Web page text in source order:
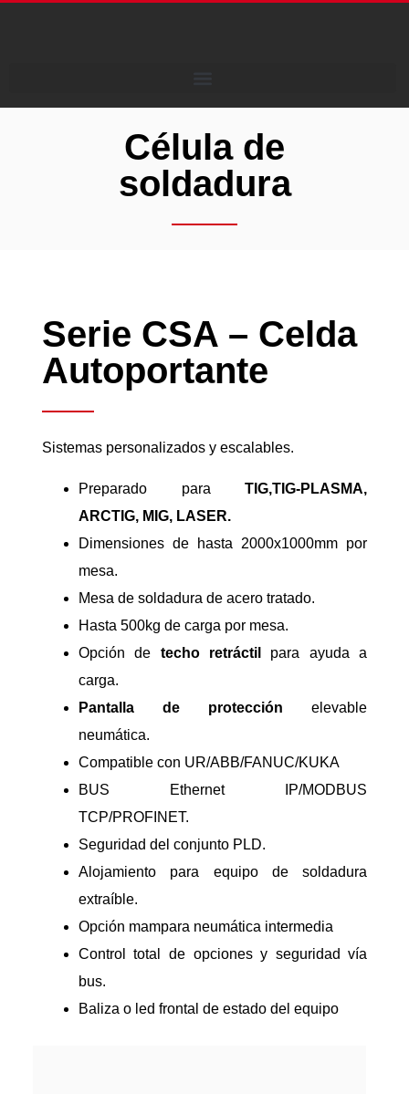
Célula de
soldadura
Serie CSA – Celda
Autoportante
Sistemas personalizados y escalables.
Preparado paraTIG,TIG-PLASMA,
ARCTIG, MIG, LASER.
Dimensiones de hasta 2000x1000mm por
mesa.
Mesa de soldadura de acero tratado.
Hasta 500kg de carga por mesa.
Opción de techo retráctil
para ayuda a
carga.
Pantalla de protección elevable
neumática.
Compatible con UR/ABB/FANUC/KUKA
BUS Ethernet IP/MODBUS
TCP/PROFINET.
Seguridad del conjunto PLD.
Alojamiento para equipo de soldadura
extraíble.
Opción mampara neumática intermedia
Control total de opciones y seguridad vía
bus.
Baliza o led frontal de estado del equipo